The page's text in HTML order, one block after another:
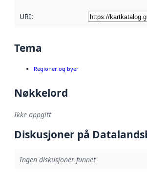
URI:
Tema
Regioner og byer
Nøkkelord
Ikke oppgitt
Diskusjoner på
Ingen diskusjoner funnet